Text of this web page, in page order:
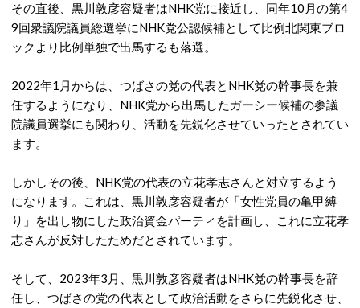
その直後、黒川敦彦容疑者はNHK党に接近し、同年10月の第4
9回衆議院議員総選挙にNHK党公認候補として比例北関東ブロ
ックより比例単独で出馬するも落選。
2022年1月からは、つばさの党の代表とNHK党の幹事長を兼
任するようになり、NHK党から出馬したガーシー候補の参議
院議員選挙にも関わり、活動を先鋭化させていったとされてい
ます。
しかしその後、NHK党の代表の立花孝志さんと対立するよう
になります。これは、黒川敦彦容疑者が「女性党員の亀甲縛
り」を出し物にした政治資金パーティを計画し、これに立花孝
志さんが反対したためだとされています。
そして、2023年3月、黒川敦彦容疑者はNHK党の幹事長を辞
任し、つばさの党の代表として政治活動をさらに先鋭化させ、